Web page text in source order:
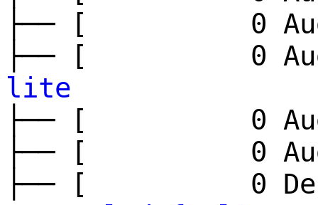
├── [ 0
├── [ 0
lite
├── [ 0
├── [ 0
├── [ 0